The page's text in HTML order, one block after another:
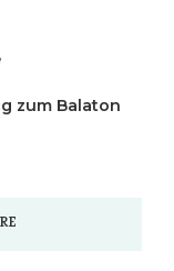
zum Balaton